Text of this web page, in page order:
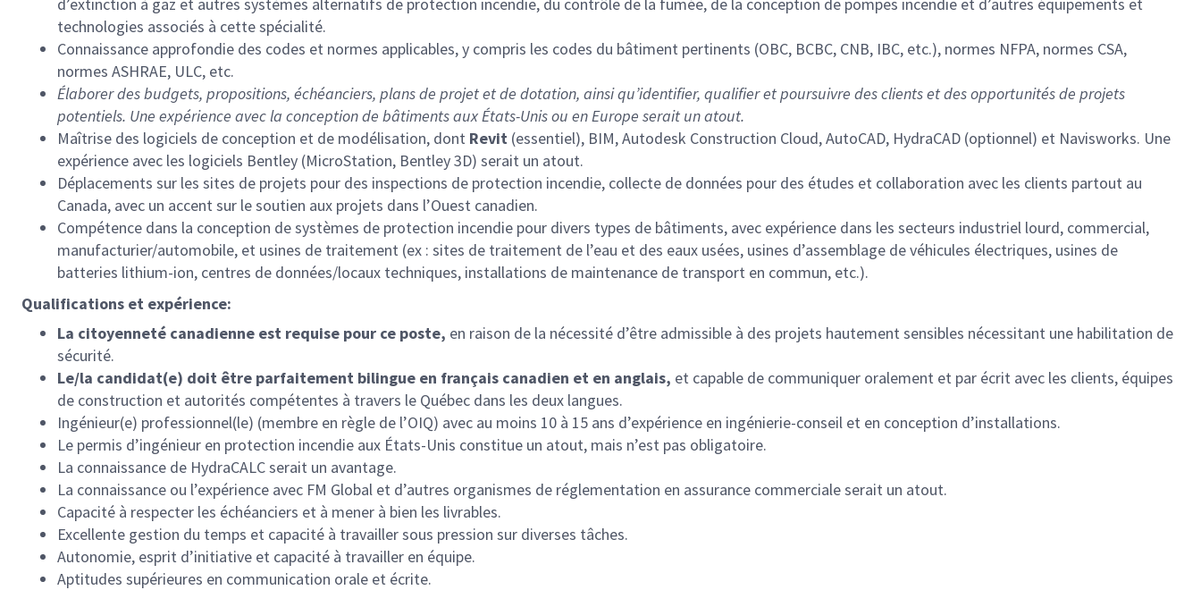
technologies associés à cette spécialité.
Connaissance approfondie des codes et normes applicables, y compris les codes du bâtiment pertinents (OBC, BCBC, CNB, IBC, etc.), normes NFPA, normes CSA,
normes ASHRAE, ULC, etc.
Élaborer des budgets, propositions, échéanciers, plans de projet et de dotation, ainsi qu’identifier, qualifier et poursuivre des clients et des opportunités de projets
potentiels. Une expérience avec la conception de bâtiments aux États-Unis ou en Europe serait un atout.
Maîtrise des logiciels de conception et de modélisation, dont Revit (essentiel), BIM, Autodesk Construction Cloud, AutoCAD, HydraCAD (optionnel) et Navisworks. Une
expérience avec les logiciels Bentley (MicroStation, Bentley 3D) serait un atout.
Déplacements sur les sites de projets pour des inspections de protection incendie, collecte de données pour des études et collaboration avec les clients partout au
Canada, avec un accent sur le soutien aux projets dans l’Ouest canadien.
Compétence dans la conception de systèmes de protection incendie pour divers types de bâtiments, avec expérience dans les secteurs industriel lourd, commercial,
manufacturier/automobile, et usines de traitement (ex : sites de traitement de l’eau et des eaux usées, usines d’assemblage de véhicules électriques, usines de
batteries lithium-ion, centres de données/locaux techniques, installations de maintenance de transport en commun, etc.).
Qualifications et expérience:
La citoyenneté canadienne est requise pour ce poste, en raison de la nécessité d’être admissible à des projets hautement sensibles nécessitant une habilitation de
sécurité.
Le/la candidat(e) doit être parfaitement bilingue en français canadien et en anglais, et capable de communiquer oralement et par écrit avec les clients, équipes
de construction et autorités compétentes à travers le Québec dans les deux langues.
Ingénieur(e) professionnel(le) (membre en règle de l’OIQ) avec au moins 10 à 15 ans d’expérience en ingénierie-conseil et en conception d’installations.
Le permis d’ingénieur en protection incendie aux États-Unis constitue un atout, mais n’est pas obligatoire.
La connaissance de HydraCALC serait un avantage.
La connaissance ou l’expérience avec FM Global et d’autres organismes de réglementation en assurance commerciale serait un atout.
Capacité à respecter les échéanciers et à mener à bien les livrables.
Excellente gestion du temps et capacité à travailler sous pression sur diverses tâches.
Autonomie, esprit d’initiative et capacité à travailler en équipe.
Aptitudes supérieures en communication orale et écrite.